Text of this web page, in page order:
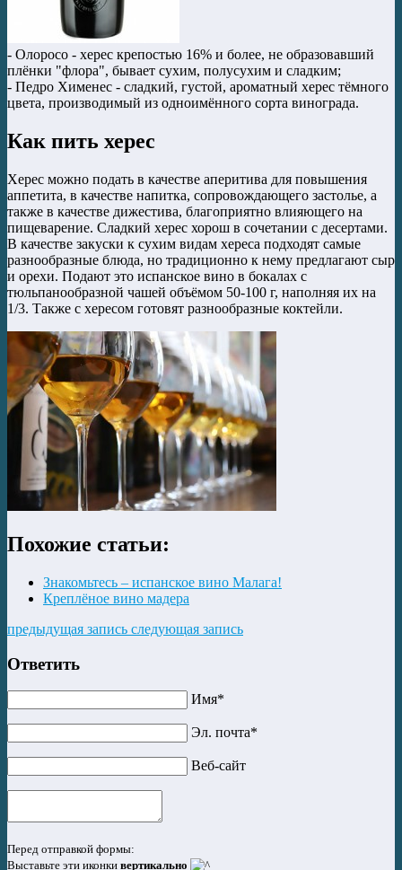
- Олоросо - херес крепостью 16% и более, не образовавший
плёнки "флора", бывает сухим, полусухим и сладким;
- Педро Хименес - сладкий, густой, ароматный херес тёмного
цвета, производимый из одноимённого сорта винограда.
Как пить херес
Херес можно подать в качестве аперитива для повышения
аппетита, в качестве напитка, сопровождающего застолье, а
также в качестве дижестива, благоприятно влияющего на
пищеварение. Сладкий херес хорош в сочетании с десертами.
В качестве закуски к сухим видам хереса подходят самые
разнообразные блюда, но традиционно к нему предлагают сыр
и орехи. Подают это испанское вино в бокалах с
тюльпанообразной чашей объёмом 50-100 г, наполняя их на
1/3. Также с хересом готовят разнообразные коктейли.
Похожие статьи:
Знакомьтесь – испанское вино Малага!
Креплёное вино мадера
предыдущая запись следующая запись
Ответить
Имя*
Эл. почта*
Веб-сайт
Перед отправкой формы:
Выставьте эти иконки вертикально